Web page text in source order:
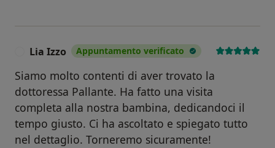
Lia Izzo Appuntamento verificato
Siamo molto contenti di aver trovato la
dottoressa Pallante. Ha fatto una visita
completa alla nostra bambina, dedicandoci il
tempo giusto. Ci ha ascoltato e spiegato tutto
nel dettaglio. Torneremo sicuramente!